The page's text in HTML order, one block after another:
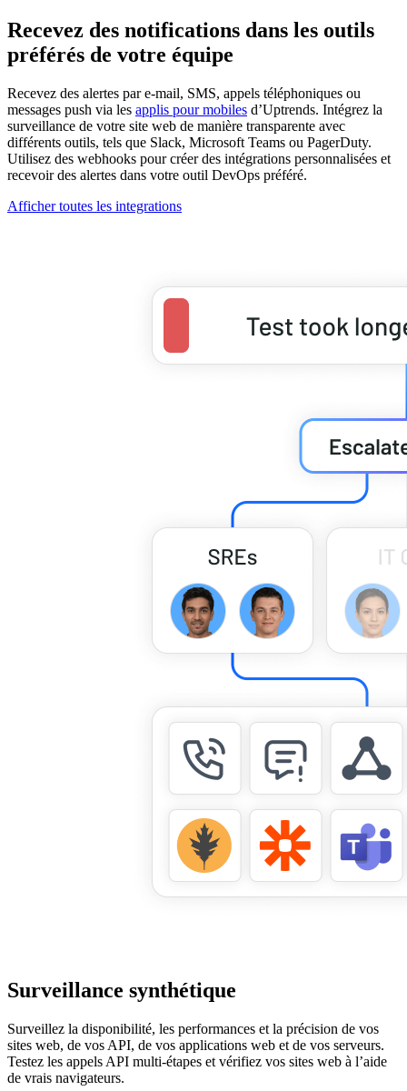
Recevez des notifications dans les outils
préférés de votre équipe
Recevez des alertes par e-mail, SMS, appels téléphoniques ou
messages push via les applis pour mobiles d’Uptrends. Intégrez la
surveillance de votre site web de manière transparente avec
différents outils, tels que Slack, Microsoft Teams ou PagerDuty.
Utilisez des webhooks pour créer des intégrations personnalisées et
recevoir des alertes dans votre outil DevOps préféré.
Afficher toutes les integrations
Surveillance synthétique
Surveillez la disponibilité, les performances et la précision de vos
sites web, de vos API, de vos applications web et de vos serveurs.
Testez les appels API multi-étapes et vérifiez vos sites web à l’aide
de vrais navigateurs.